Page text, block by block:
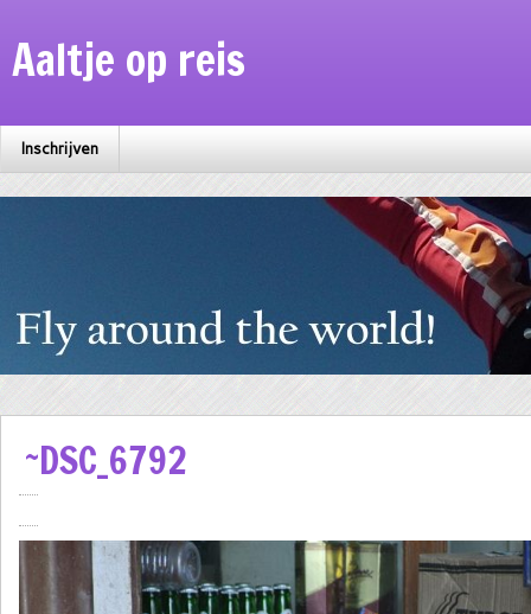
Aaltje op reis
Inschrijven
~DSC_6792